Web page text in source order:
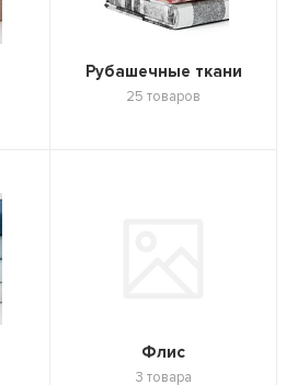
Рубашечные ткани
25 товаров
Флис
3 товара